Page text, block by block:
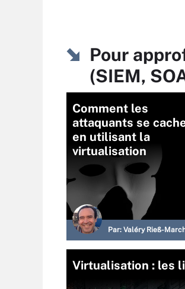
Pour
(SIEM,
Comment les
attaquants se
en utilisant la
virtualisation
Par: Valéry Rieß-
Virtualisation : les